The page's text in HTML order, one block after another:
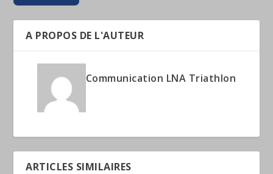
A PROPOS DE L'AUTEUR
Communication LNA Triathlon
ARTICLES SIMILAIRES